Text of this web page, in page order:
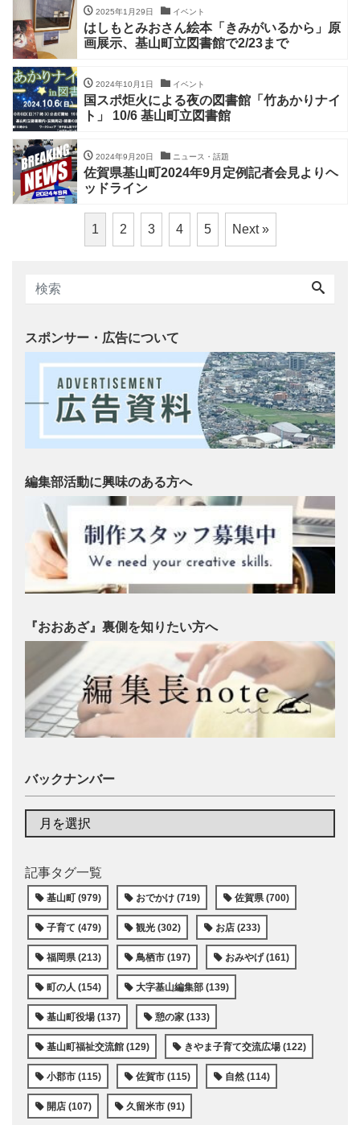
2025年1月29日 イベント
はしもとみおさん絵本「きみがいるから」原
画展示、基山町立図書館で2/23まで
2024年10月1日 イベント
国スポ炬火による夜の図書館「竹あかりナイ
ト」 10/6 基山町立図書館
2024年9月20日 ニュース・話題
佐賀県基山町2024年9月定例記者会見よりヘ
ッドライン
1 2 3 4 5 Next »
スポンサー・広告について
編集部活動に興味のある方へ
『おおあざ』裏側を知りたい方へ
バックナンバー
記事タグ一覧
基山町 (979) おでかけ (719) 佐賀県 (700)
子育て (479) 観光 (302) お店 (233)
福岡県 (213) 鳥栖市 (197) おみやげ (161)
町の人 (154) 大字基山編集部 (139)
基山町役場 (137) 憩の家 (133)
基山町福祉交流館 (129) きやま子育て交流広場 (122)
小郡市 (115) 佐賀市 (115) 自然 (114)
開店 (107) 久留米市 (91)